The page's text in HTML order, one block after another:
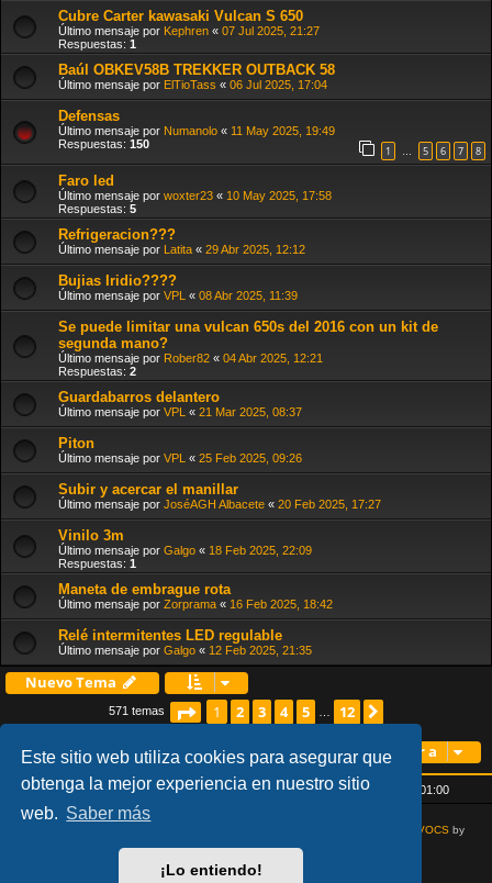
Este sitio web utiliza cookies para asegurar que
obtenga la mejor experiencia en nuestro sitio
web. Saber más
¡Lo entiendo!
Cubre Carter kawasaki Vulcan S 650
Último mensaje por Kephren « 07 Jul 2025, 21:27
Respuestas: 1
Baúl OBKEV58B TREKKER OUTBACK 58
Último mensaje por ElTioTass « 06 Jul 2025, 17:04
Defensas
Último mensaje por Numanolo « 11 May 2025, 19:49
Respuestas: 150 1 … 5 6 7 8
Faro led
Último mensaje por woxter23 « 10 May 2025, 17:58
Respuestas: 5
Refrigeracion???
Último mensaje por Latita « 29 Abr 2025, 12:12
Bujias Iridio????
Último mensaje por VPL « 08 Abr 2025, 11:39
Se puede limitar una vulcan 650s del 2016 con un kit de
segunda mano?
Último mensaje por Rober82 « 04 Abr 2025, 12:21
Respuestas: 2
Guardabarros delantero
Último mensaje por VPL « 21 Mar 2025, 08:37
Piton
Último mensaje por VPL « 25 Feb 2025, 09:26
Subir y acercar el manillar
Último mensaje por JoséAGH Albacete « 20 Feb 2025, 17:27
Vinilo 3m
Último mensaje por Galgo « 18 Feb 2025, 22:09
Respuestas: 1
Maneta de embrague rota
Último mensaje por Zorprama « 16 Feb 2025, 18:42
Relé intermitentes LED regulable
Último mensaje por Galgo « 12 Feb 2025, 21:35
Nuevo Tema
571 temas Página de 12
1 2 3 4 5 … 12
Ir a
Inicio Índice general Todos los horarios son UTC+01:00
VOCSby
Goliardo
Desarrollado porphpBB® Forum Software © phpBB Limited